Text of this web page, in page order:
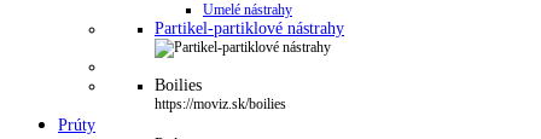
Umelé nástrahy
Partikel-partiklové nástrahy
Boilies
https://moviz.sk/boilies
Prúty